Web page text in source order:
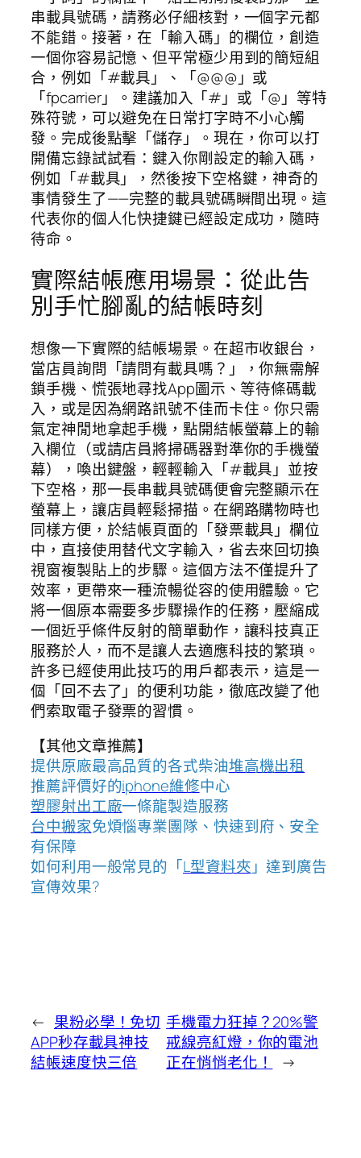
串載具號碼，請務必仔細核對，一個字元都
不能錯。接著，在「輸入碼」的欄位，創造
一個你容易記憶、但平常極少用到的簡短組
合，例如「#載具」、「@@@」或
「fpcarrier」。建議加入「#」或「@」等特
殊符號，可以避免在日常打字時不小心觸
發。完成後點擊「儲存」。現在，你可以打
開備忘錄試試看：鍵入你剛設定的輸入碼，
例如「#載具」，然後按下空格鍵，神奇的
事情發生了——完整的載具號碼瞬間出現。這
代表你的個人化快捷鍵已經設定成功，隨時
待命。
實際結帳應用場景：從此告
別手忙腳亂的結帳時刻
想像一下實際的結帳場景。在超市收銀台，
當店員詢問「請問有載具嗎？」，你無需解
鎖手機、慌張地尋找App圖示、等待條碼載
入，或是因為網路訊號不佳而卡住。你只需
氣定神閒地拿起手機，點開結帳螢幕上的輸
入欄位（或請店員將掃碼器對準你的手機螢
幕），喚出鍵盤，輕輕輸入「#載具」並按
下空格，那一長串載具號碼便會完整顯示在
螢幕上，讓店員輕鬆掃描。在網路購物時也
同樣方便，於結帳頁面的「發票載具」欄位
中，直接使用替代文字輸入，省去來回切換
視窗複製貼上的步驟。這個方法不僅提升了
效率，更帶來一種流暢從容的使用體驗。它
將一個原本需要多步驟操作的任務，壓縮成
一個近乎條件反射的簡單動作，讓科技真正
服務於人，而不是讓人去適應科技的繁瑣。
許多已經使用此技巧的用戶都表示，這是一
個「回不去了」的便利功能，徹底改變了他
們索取電子發票的習慣。
【其他文章推薦】
提供原廠最高品質的各式柴油堆高機出租
推薦評價好的iphone維修中心
塑膠射出工廠一條龍製造服務
台中搬家免煩惱專業團隊、快速到府、安全
有保障
如何利用一般常見的「L型資料夾」達到廣告
宣傳效果?
← 果粉必學！免切
APP秒存載具神技
結帳速度快三倍
手機電力狂掉？20%警
戒線亮紅燈，你的電池
正在悄悄老化！
→